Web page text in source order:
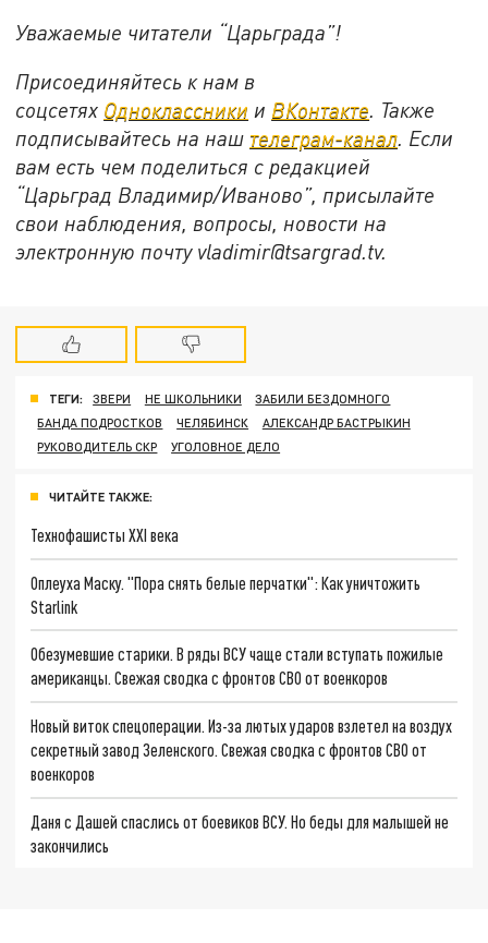
Уважаемые читатели “Царьграда”!
Присоединяйтесь к нам в
соцсетях Одноклассники и ВКонтакте. Также
подписывайтесь на наш телеграм-канал. Если
вам есть чем поделиться с редакцией
“Царьград Владимир/Иваново”, присылайте
свои наблюдения, вопросы, новости на
электронную почту vladimir@tsargrad.tv.
ТЕГИ: ЗВЕРИ НЕ ШКОЛЬНИКИ
ЗАБИЛИ БЕЗДОМНОГО
БАНДА ПОДРОСТКОВ
ЧЕЛЯБИНСК
АЛЕКСАНДР БАСТРЫКИН
РУКОВОДИТЕЛЬ СКР
УГОЛОВНОЕ ДЕЛО
ЧИТАЙТЕ ТАКЖЕ:
Технофашисты XXI века
Оплеуха Маску. "Пора снять белые перчатки": Как уничтожить
Starlink
Обезумевшие старики. В ряды ВСУ чаще стали вступать пожилые
американцы. Свежая сводка с фронтов СВО от военкоров
Новый виток спецоперации. Из-за лютых ударов взлетел на воздух
секретный завод Зеленского. Свежая сводка с фронтов СВО от
военкоров
Даня с Дашей спаслись от боевиков ВСУ. Но беды для малышей не
закончились